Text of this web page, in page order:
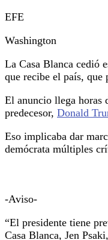
EFE
Washington
La Casa Blanca cedió
que recibe el país, que
El anuncio llega horas
predecesor, Donald
Eso implicaba dar
demócrata múltiples
-Aviso-
“El presidente tiene
Casa Blanca, Jen